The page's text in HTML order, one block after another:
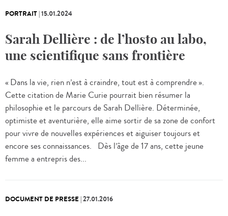
PORTRAIT|15.01.2024
Sarah Dellière : de l’hosto au labo,
une scientifique sans frontière
« Dans la vie, rien n’est à craindre, tout est à comprendre ».
Cette citation de Marie Curie pourrait bien résumer la
philosophie et le parcours de Sarah Dellière. Déterminée,
optimiste et aventurière, elle aime sortir de sa zone de confort
pour vivre de nouvelles expériences et aiguiser toujours et
encore ses connaissances. Dès l’âge de 17 ans, cette jeune
femme a entrepris des...
DOCUMENT DE PRESSE |27.01.2016